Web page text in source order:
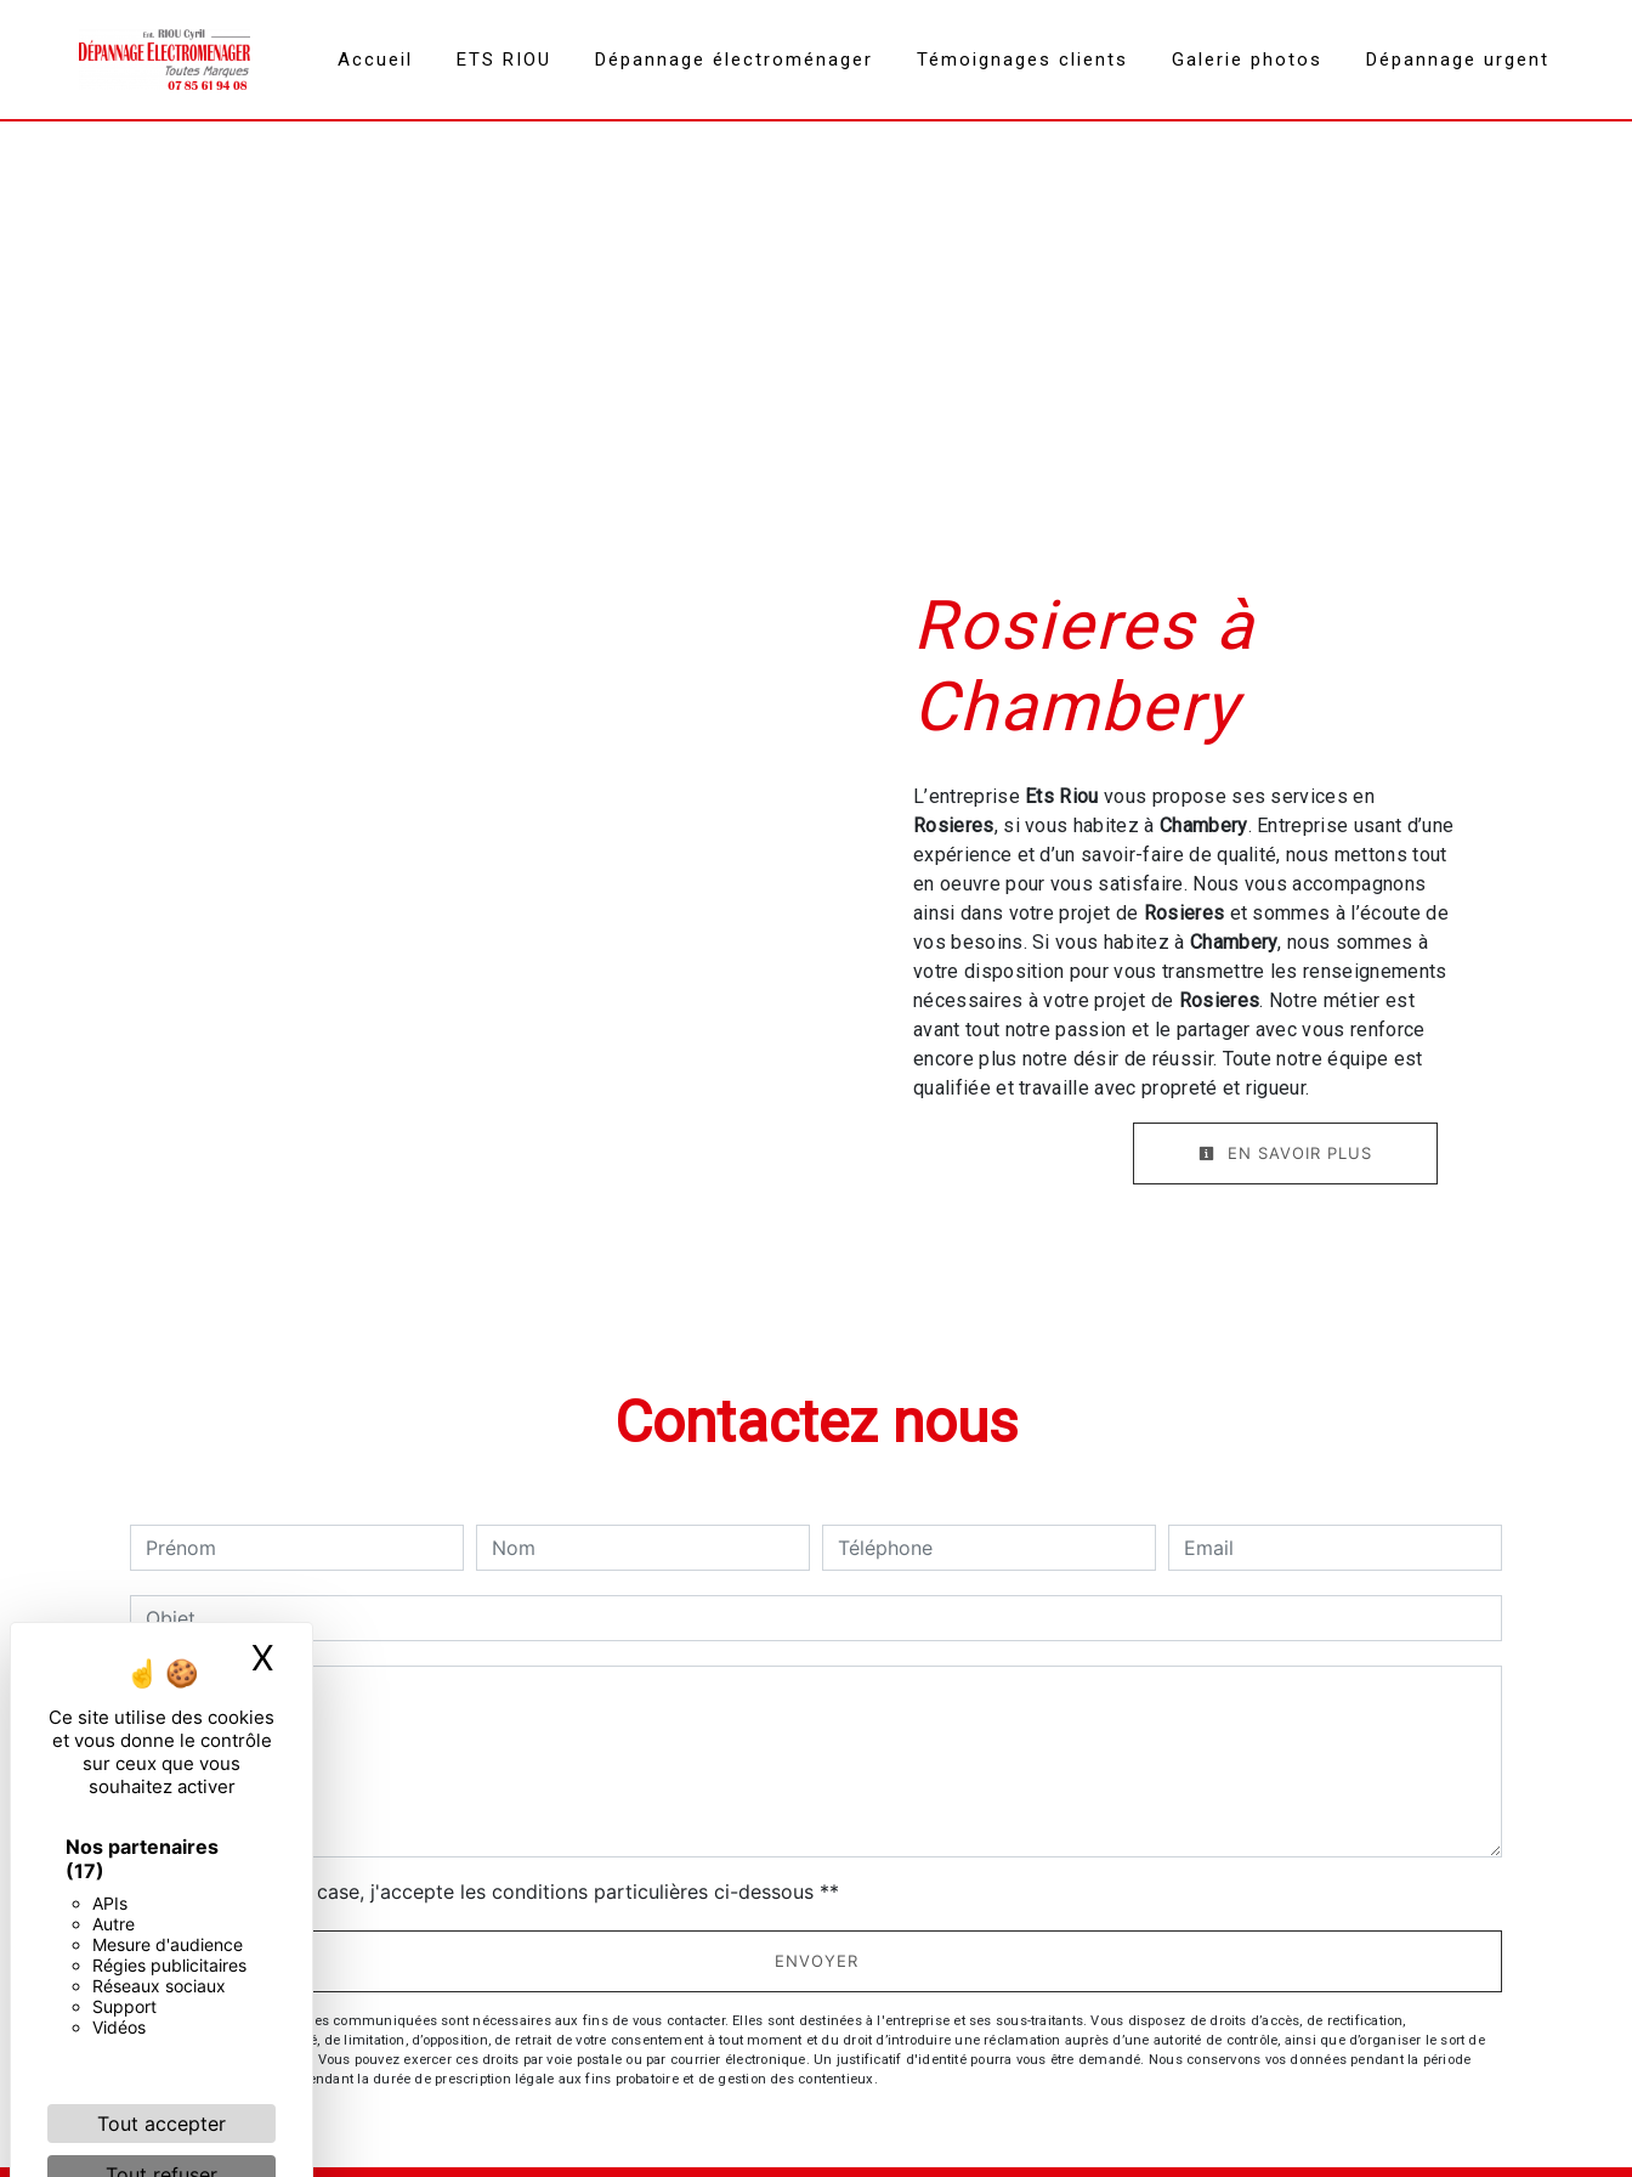
Ce site utilise des cookies
et vous donne le contrôle
sur ceux que vous
souhaitez activer
Nos partenaires
(17)
APIs
Autre
Mesure d'audience
Régies publicitaires
Réseaux sociaux
Support
Vidéos
Tout accepter
X Masquer le bandeau des cookies
Accueil ETS RIOU Dépannage électroménager Témoignages clients Galerie photos Dépannage urgent
Rosieres à
Chambery
L’entreprise Ets Riou vous propose ses services en
Rosieres, si vous habitez à Chambery. Entreprise usant d’une
expérience et d’un savoir-faire de qualité, nous mettons tout
en oeuvre pour vous satisfaire. Nous vous accompagnons
ainsi dans votre projet de Rosieres et sommes à l’écoute de
vos besoins. Si vous habitez à Chambery, nous sommes à
votre disposition pour vous transmettre les renseignements
nécessaires à votre projet de Rosieres. Notre métier est
avant tout notre passion et le partager avec vous renforce
encore plus notre désir de réussir. Toute notre équipe est
qualifiée et travaille avec propreté et rigueur.
EN SAVOIR PLUS
Contactez nous
En cochant cette case, j'accepte les conditions particulières ci-dessous **
ENVOYER
** Les données personnelles communiquées sont nécessaires aux fins de vous contacter. Elles sont destinées à l'entreprise et ses sous-traitants. Vous disposez de droits d’accès, de rectification,
d’effacement, de portabilité, de limitation, d’opposition, de retrait de votre consentement à tout moment et du droit d’introduire une réclamation auprès d’une autorité de contrôle, ainsi que d’organiser le sort de
vos données post-mortem. Vous pouvez exercer ces droits par voie postale ou par courrier électronique. Un justificatif d'identité pourra vous être demandé. Nous conservons vos données pendant la période
de prise de contact puis pendant la durée de prescription légale aux fins probatoire et de gestion des contentieux.